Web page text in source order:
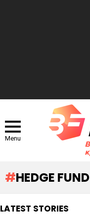
Menu
HEDGE FUND
LATEST STORIES